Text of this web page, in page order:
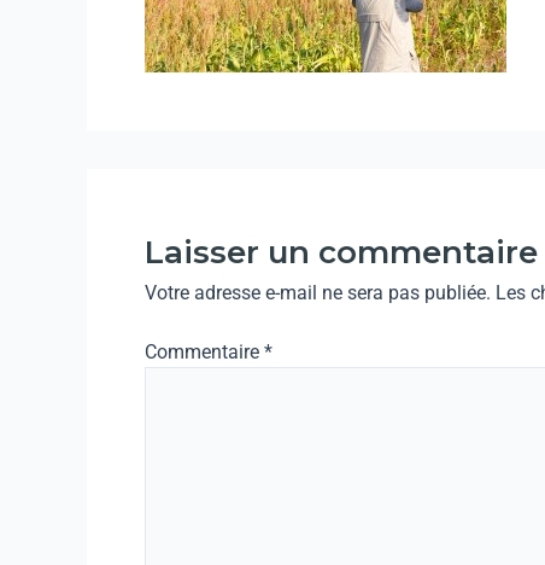
Laisser un commentaire
Votre adresse e-mail ne sera pas publiée. Les
Commentaire *